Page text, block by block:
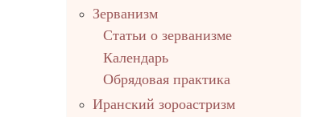
Зерванизм
Статьи о зерванизме
Календарь
Обрядовая практика
Иранский зороастризм